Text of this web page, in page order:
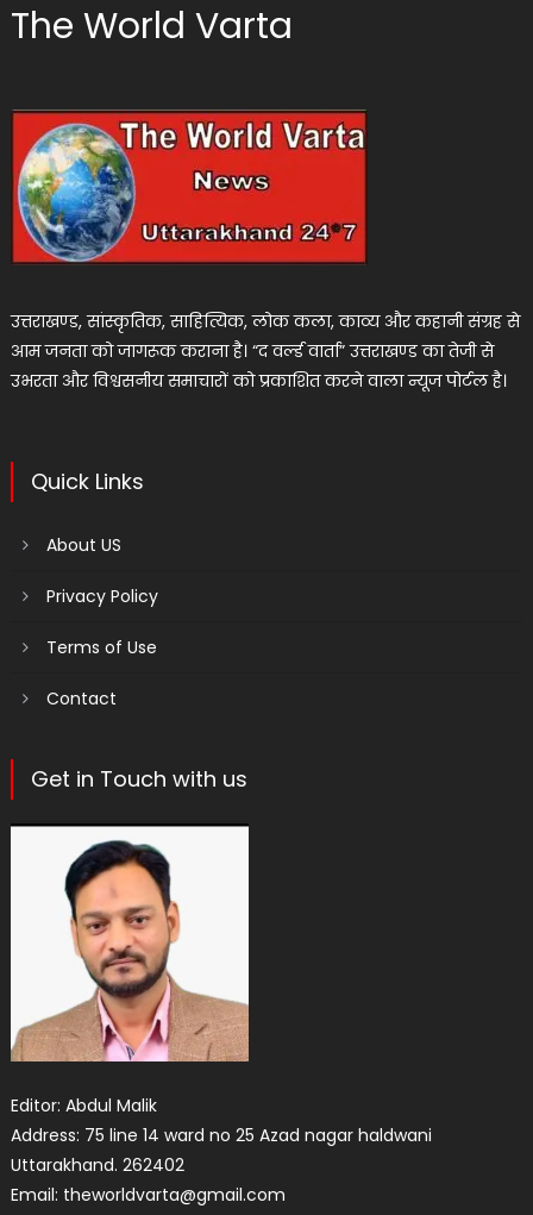
The World Varta
उत्तराखण्ड, सांस्कृतिक, साहित्यिक, लोक कला, काव्य और कहानी संग्रह से
आम जनता को जागरूक कराना है। “द वर्ल्ड वार्ता” उत्तराखण्ड का तेजी से
उभरता और विश्वसनीय समाचारों को प्रकाशित करने वाला न्यूज पोर्टल है।
Quick Links
About US
Privacy Policy
Terms of Use
Contact
Get in Touch with us
Editor: Abdul Malik
Address: 75 line 14 ward no 25 Azad nagar haldwani
Uttarakhand. 262402
Email: theworldvarta@gmail.com